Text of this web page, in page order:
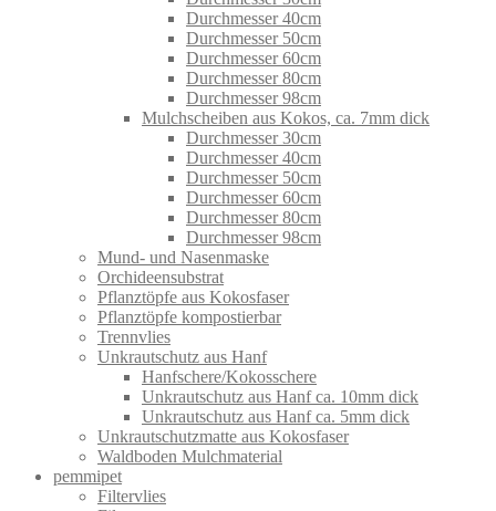
Durchmesser 40cm
Durchmesser 50cm
Durchmesser 60cm
Durchmesser 80cm
Durchmesser 98cm
Mulchscheiben aus Kokos, ca. 7mm dick
Durchmesser 30cm
Durchmesser 40cm
Durchmesser 50cm
Durchmesser 60cm
Durchmesser 80cm
Durchmesser 98cm
Mund- und Nasenmaske
Orchideensubstrat
Pflanztöpfe aus Kokosfaser
Pflanztöpfe kompostierbar
Trennvlies
Unkrautschutz aus Hanf
Hanfschere/Kokosschere
Unkrautschutz aus Hanf ca. 10mm dick
Unkrautschutz aus Hanf ca. 5mm dick
Unkrautschutzmatte aus Kokosfaser
Waldboden Mulchmaterial
pemmipet
Filtervlies